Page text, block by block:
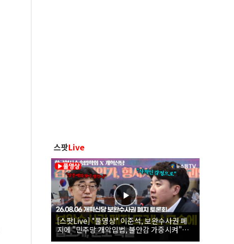
스팟Live
[스팟Live] *풀영상* 이준석, 보완수사권 폐
지에 "민주당 개악입법, 불안감 가중시켜"｜
26.08.06 개혁신당 보완수사권 폐지 토론회